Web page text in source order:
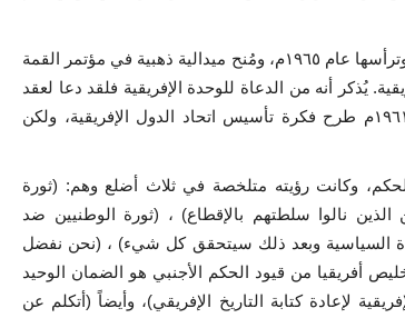
هو من مؤسسي منظمة الوحدة الإفريقية –الاتحاد الأفريقي حالياً-، وترأسها عام ١٩٦٥م، ومُنح ميدالية ذهبية في مؤتمر القمة
يُذكر أنه من الدعاة للوحدة الإفريقية فلقد دعا لعقد
مؤتمر أكرا ١٩٥٨م، وكان اللبنة الأولى لوحدة القارة، ففي عام ١٩٦١م طرح فكرة تأسيس اتحاد الدول الإفريقية، ولكن
وكانت رؤيته متلخصة في ثلاث أضلع وهم: (ثورة
نالوا سلطتهم بالإقطاع) ، (ثورة الوطنيين ضد
السياسية وبعد ذلك سيتحقق كل شيء) ، (نحن نفضل
أفريقيا من قيود الحكم الأجنبي هو الضمان الوحيد
لإعادة كتابة التاريخ الإفريقي)، وأيضاً (أتكلم عن